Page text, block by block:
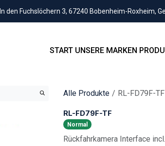
In den Fuchslöchern 3, 67240 Bobenheim-Roxheim,
START UNSERE MARKEN
Alle Produkte RL-FD79F-TF
RL-FD79F-TF
Normal
Rückfahrkamera Interface